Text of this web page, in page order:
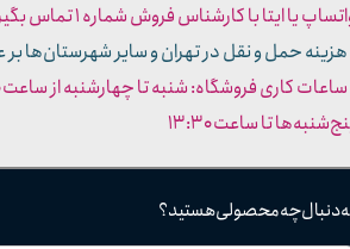
دنبال چه محصولی هستید؟
یا ایتا با کارشناس فروش شماره ۱ تماس بگیرید.
حمل و نقل در تهران و سایر شهرستان‌ها
تا ساعت ۱۳:۳۰​​​​​​​